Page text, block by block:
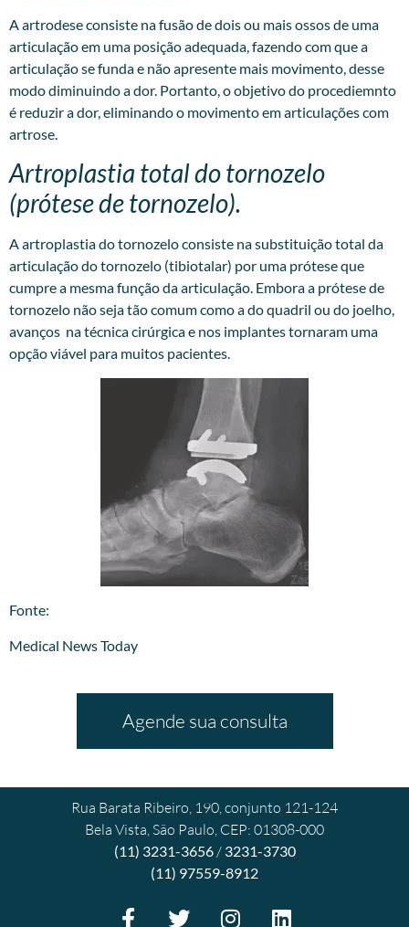
A artrodese consiste na fusão de dois ou mais ossos de uma
articulação em uma posição adequada, fazendo com que a
articulação se funda e não apresente mais movimento, desse
modo diminuindo a dor. Portanto, o objetivo do procediemnto
é reduzir a dor, eliminando o movimento em articulações com
artrose.
Artroplastia total do tornozelo
(prótese de tornozelo).
A artroplastia do tornozelo consiste na substituição total da
articulação do tornozelo (tibiotalar) por uma prótese que
cumpre a mesma função da articulação. Embora a prótese de
tornozelo não seja tão comum como a do quadril ou do joelho,
avanços na técnica cirúrgica e nos implantes tornaram uma
opção viável para muitos pacientes.
​Fonte:
Medical News Today
Agende sua consulta
Rua Barata Ribeiro, 190, conjunto 121-124
Bela Vista, São Paulo, CEP: 01308-000
(11) 3231-3656/ 3231-3730
(11) 97559-8912